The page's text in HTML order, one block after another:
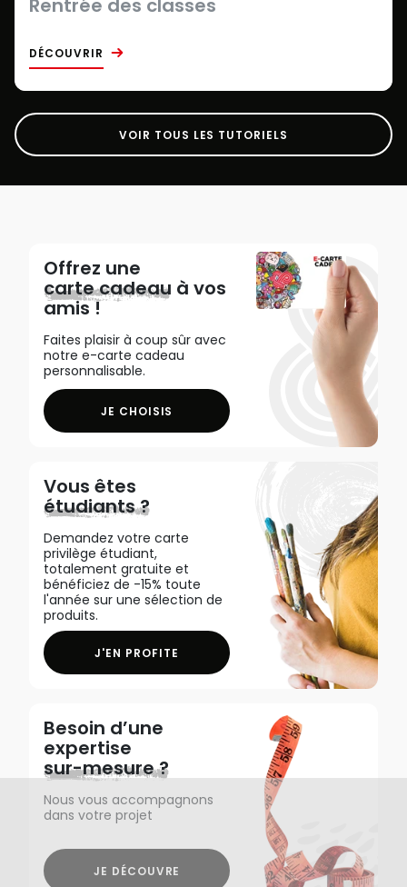
Rentrée des classes
DÉCOUVRIR
VOIR TOUS LES TUTORIELS
Offrez une
carte cadeau à vos
amis !
Faites plaisir à coup sûr avec
notre e-carte cadeau
personnalisable.
JE CHOISIS
Vous êtes
étudiants ?
Demandez votre carte
privilège étudiant,
totalement gratuite et
bénéficiez de -15% toute
l'année sur une sélection de
produits.
J'EN PROFITE
Besoin d’une
expertise
sur-mesure ?
Nous vous accompagnons
dans votre projet
JE DÉCOUVRE